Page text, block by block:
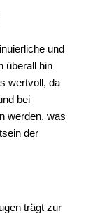
und
überall hin
wertvoll, da
bei
werden, was
der
trägt zur